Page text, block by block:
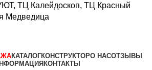
ТЦ Калейдоскоп, ТЦ Красный
Медведица​
КАТАЛОГКОНСТРУКТОРО НАСОТЗЫВЫ
КОНТАКТЫ